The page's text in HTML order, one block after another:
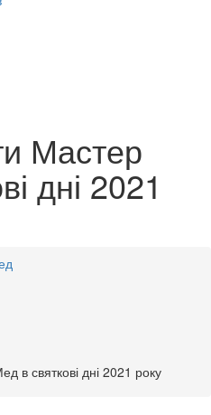
Мастер
дні 2021
в святкові дні 2021 року